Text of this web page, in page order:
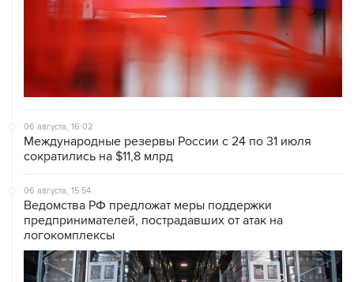
06 августа, 16:02
Международные резервы России с 24 по 31 июля
сократились на $11,8 млрд
06 августа, 15:54
Ведомства РФ предложат меры поддержки
предпринимателей, пострадавших от атак на
логокомплексы